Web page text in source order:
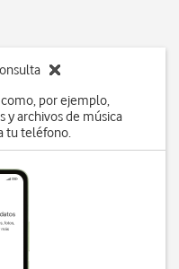
por ejemplo,
y archivos de música
tu teléfono.